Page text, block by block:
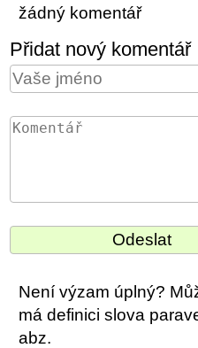
žádný komentář
Přidat nový komentář
Není výzam úplný?
má definici slova
abz.